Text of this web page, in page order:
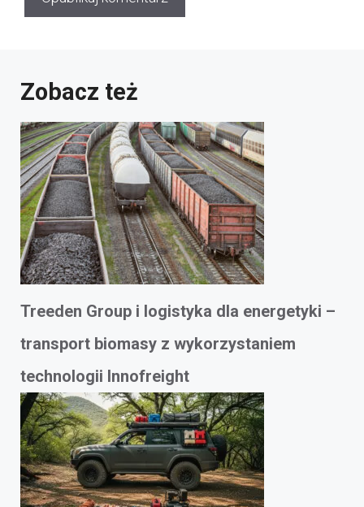
Zobacz też
Treeden Group i logistyka dla energetyki –
transport biomasy z wykorzystaniem
technologii Innofreight